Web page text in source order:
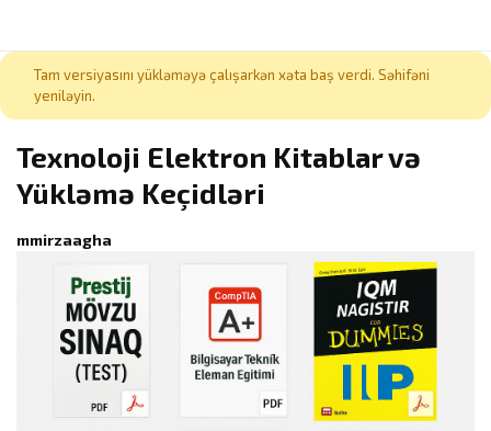
Tam versiyasını yükləməyə çalışarkən xəta baş verdi. Səhifəni
yeniləyin.
Texnoloji Elektron Kitablar və
Yükləmə Keçidləri
mmirzaagha